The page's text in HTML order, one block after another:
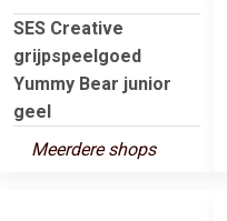
SES Creative
grijpspeelgoed
Yummy Bear junior
geel
Meerdere shops